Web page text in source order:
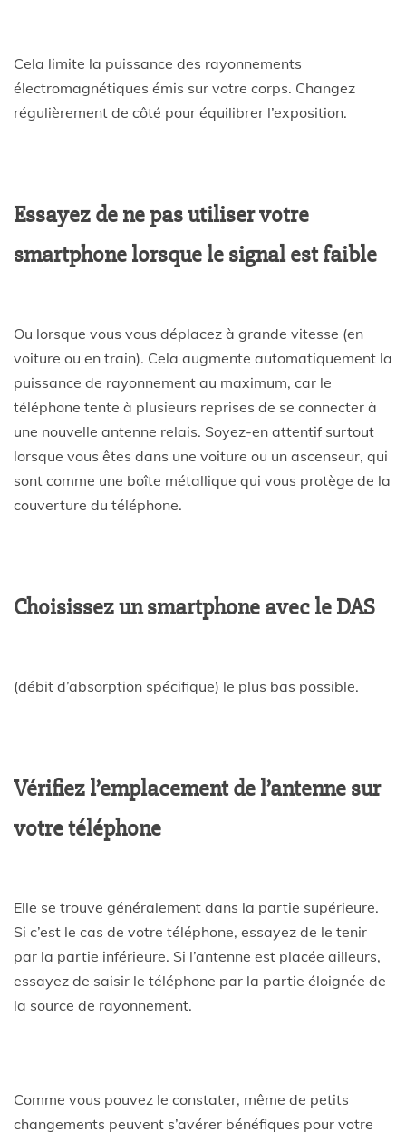
Cela limite la puissance des rayonnements
électromagnétiques émis sur votre corps. Changez
régulièrement de côté pour équilibrer l’exposition.
Essayez de ne pas utiliser votre
smartphone lorsque le signal est faible
Ou lorsque vous vous déplacez à grande vitesse (en
voiture ou en train). Cela augmente automatiquement la
puissance de rayonnement au maximum, car le
téléphone tente à plusieurs reprises de se connecter à
une nouvelle antenne relais. Soyez-en attentif surtout
lorsque vous êtes dans une voiture ou un ascenseur, qui
sont comme une boîte métallique qui vous protège de la
couverture du téléphone.
Choisissez un smartphone avec le DAS
(débit d’absorption spécifique) le plus bas possible.
Vérifiez l’emplacement de l’antenne sur
votre téléphone
Elle se trouve généralement dans la partie supérieure.
Si c’est le cas de votre téléphone, essayez de le tenir
par la partie inférieure. Si l’antenne est placée ailleurs,
essayez de saisir le téléphone par la partie éloignée de
la source de rayonnement.
Comme vous pouvez le constater, même de petits
changements peuvent s’avérer bénéfiques pour votre